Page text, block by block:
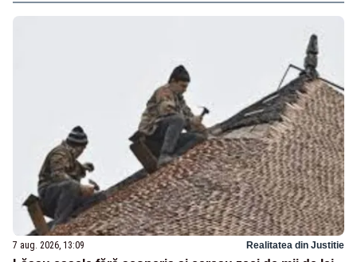
7 aug. 2026, 13:09 Realitatea din Justitie